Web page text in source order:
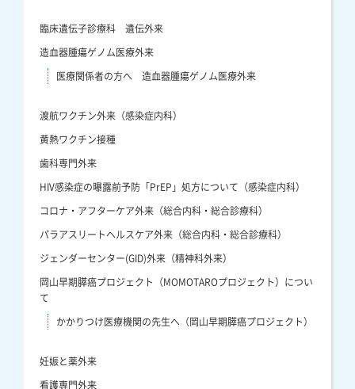
臨床遺伝子診療科 遺伝外来
造血器腫瘍ゲノム医療外来
医療関係者の方へ 造血器腫瘍ゲノム医療外来
渡航ワクチン外来（感染症内科）
黄熱ワクチン接種
歯科専門外来
HIV感染症の曝露前予防「PrEP」処方について（感染症内科）
コロナ・アフターケア外来（総合内科・総合診療科）
パラアスリートヘルスケア外来（総合内科・総合診療科）
ジェンダーセンター(GID)外来（精神科外来）
岡山早期膵癌プロジェクト（MOMOTAROプロジェクト）につい
て
かかりつけ医療機関の先生へ（岡山早期膵癌プロジェクト）
妊娠と薬外来
看護専門外来